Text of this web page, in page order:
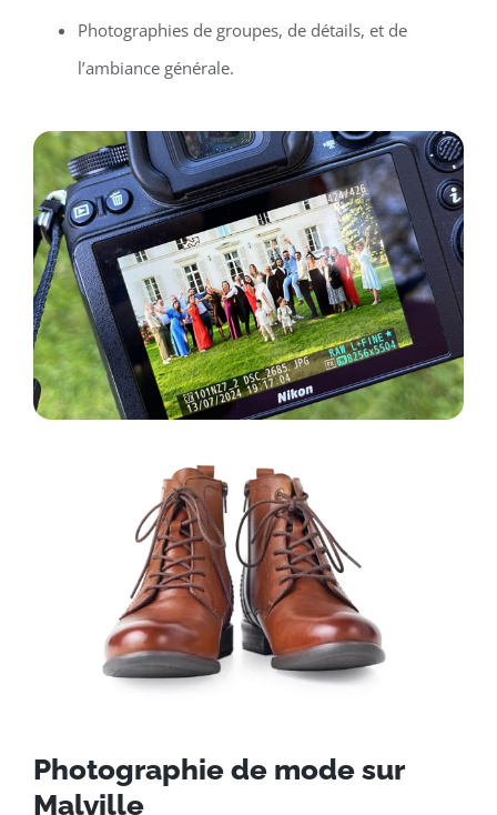
Photographies de groupes, de détails, et de
l’ambiance générale.
Photographie de mode sur
Malville